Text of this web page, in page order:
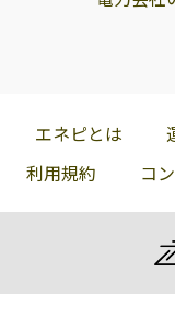
エネピとは
利用規約
コ